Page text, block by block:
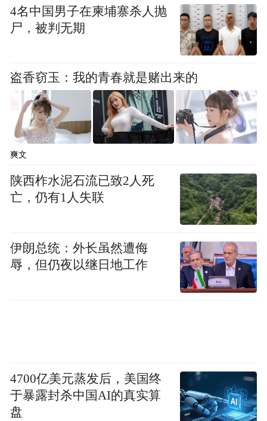
众迈向共同富裕。
会议还举行捐赠仪式，余姚市政府向昭觉县
政府捐赠东西部协作帮扶资金200万元。
（吉鲁子火 文/图）
“特别声明：以上作品内容(包括在内的视频、图片或音
频)为凤凰网旗下自媒体平台“大风号”用户上传并发
布，本平台仅提供信息存储空间服务。
Notice: The content above (including the videos,
pictures and audios if any) is uploaded and posted
by the user of Dafeng Hao, which is a social media
platform and merely provides information storage
4名中国男子在柬埔寨杀人抛
尸，被判无期
盗香窃玉：我的青春就是赌出来的
爽文
陕西柞水泥石流已致2人死
亡，仍有1人失联
伊朗总统：外长虽然遭侮
辱，但仍夜以继日地工作
4700亿美元蒸发后，美国终
于暴露封杀中国AI的真实算
盘